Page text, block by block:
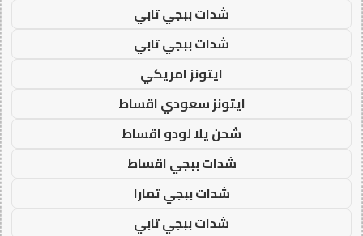
شدات ببجي تابي
شدات ببجي تابي
ايتونز امريكي
ايتونز سعودي اقساط
شحن يلا لودو اقساط
شدات ببجي اقساط
شدات ببجي تمارا
شدات ببجي تابي